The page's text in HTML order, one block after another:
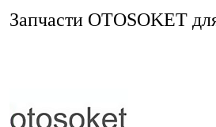
Запчасти OTOSOKET